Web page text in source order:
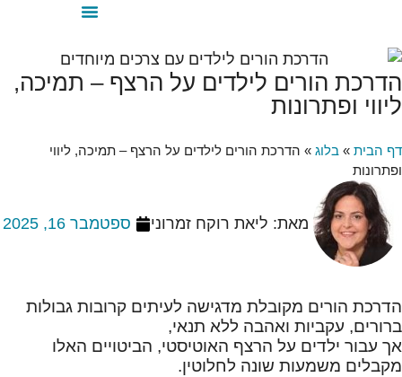
הדרכת הורים לילדים על הרצף – תמיכה,
ליווי ופתרונות
דף הבית » בלוג » הדרכת הורים לילדים על הרצף – תמיכה, ליווי
ופתרונות
מאת: ליאת רוקח זמרוני ספטמבר 16, 2025
הדרכת הורים מקובלת מדגישה לעיתים קרובות גבולות
ברורים, עקביות ואהבה ללא תנאי,
אך עבור ילדים על הרצף האוטיסטי, הביטויים האלו
מקבלים משמעות שונה לחלוטין.